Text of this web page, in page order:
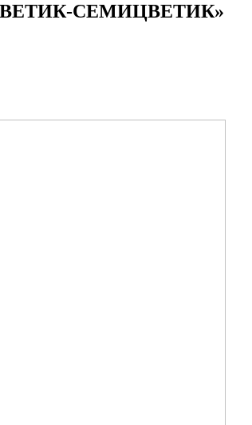
«ЦВЕТИК-СЕМИЦВЕТИК»